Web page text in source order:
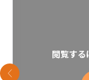
閲覧する
前のスライド